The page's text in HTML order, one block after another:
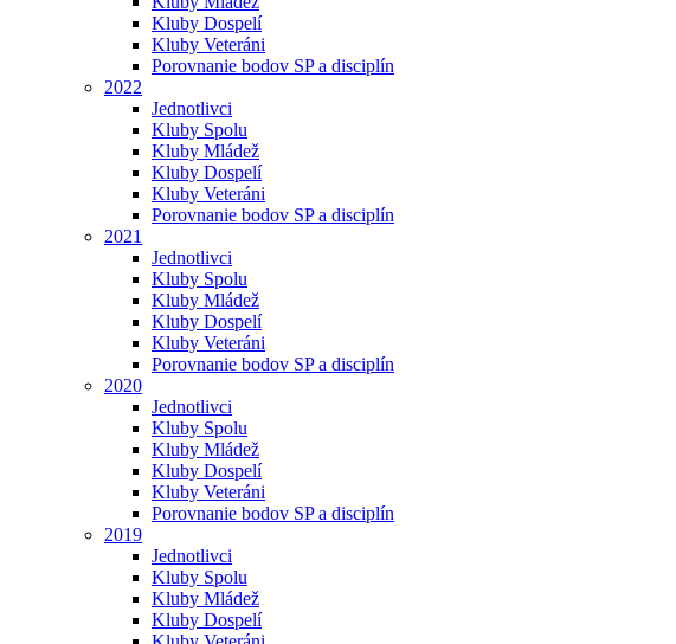
Kluby Dospelí
Kluby Veteráni
Porovnanie bodov SP a disciplín
2022
Jednotlivci
Kluby Spolu
Kluby Mládež
Kluby Dospelí
Kluby Veteráni
Porovnanie bodov SP a disciplín
2021
Jednotlivci
Kluby Spolu
Kluby Mládež
Kluby Dospelí
Kluby Veteráni
Porovnanie bodov SP a disciplín
2020
Jednotlivci
Kluby Spolu
Kluby Mládež
Kluby Dospelí
Kluby Veteráni
Porovnanie bodov SP a disciplín
2019
Jednotlivci
Kluby Spolu
Kluby Mládež
Kluby Dospelí